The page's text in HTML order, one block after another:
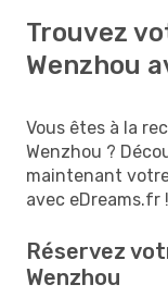
Trouvez
Wenzhou
Vous êtes à la
Wenzhou ?
maintenant
avec eDreams.fr !
Réservez
Wenzhou